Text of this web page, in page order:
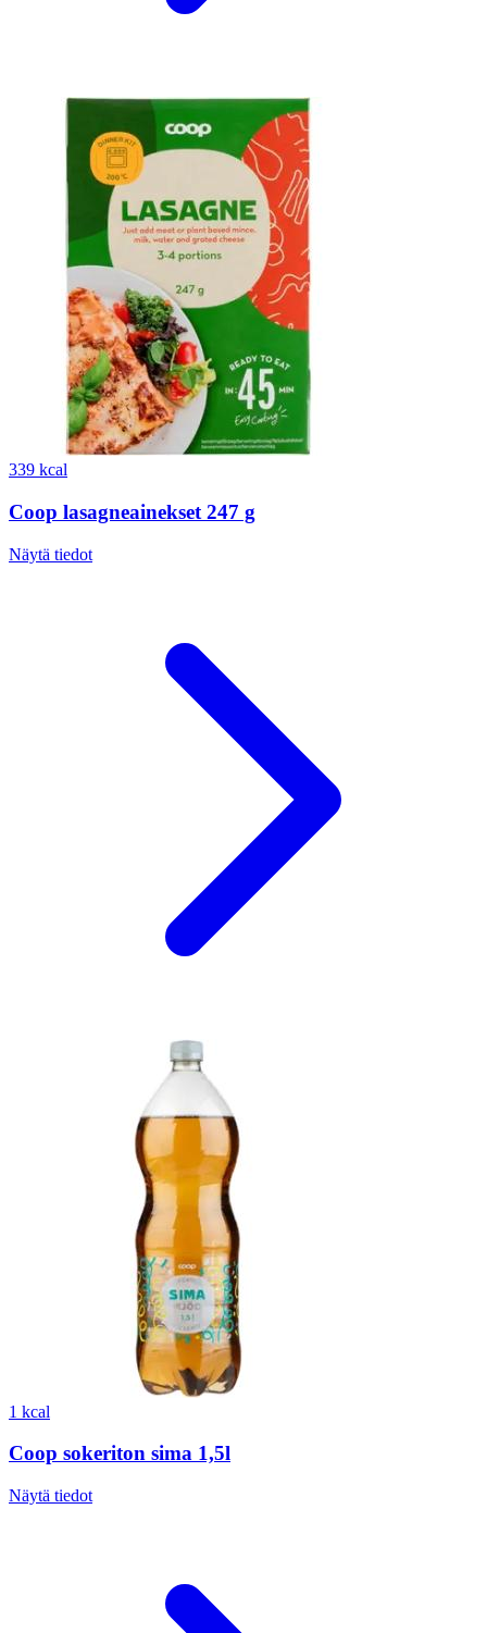
339 kcal
Coop lasagneainekset 247 g
Näytä tiedot
1 kcal
Coop sokeriton sima 1,5l
Näytä tiedot